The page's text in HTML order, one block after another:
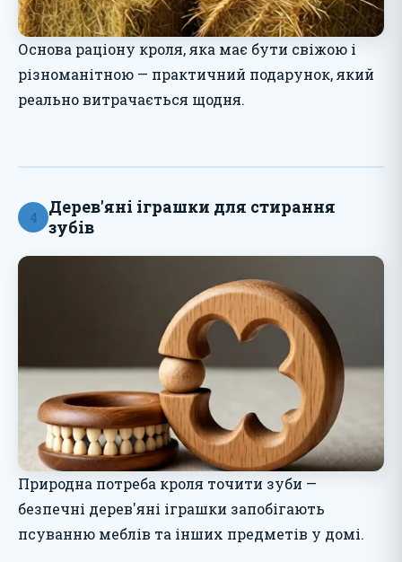
Основа раціону кроля, яка має бути свіжою і
різноманітною — практичний подарунок, який
реально витрачається щодня.
4
Дерев'яні іграшки для стирання
зубів
Природна потреба кроля точити зуби —
безпечні дерев'яні іграшки запобігають
псуванню меблів та інших предметів у домі.